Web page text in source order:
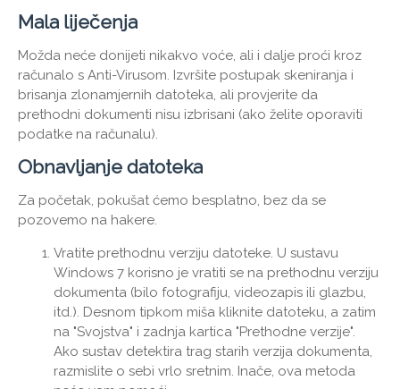
Mala liječenja
Možda neće donijeti nikakvo voće, ali i dalje proći kroz
računalo s Anti-Virusom. Izvršite postupak skeniranja i
brisanja zlonamjernih datoteka, ali provjerite da
prethodni dokumenti nisu izbrisani (ako želite oporaviti
podatke na računalu).
Obnavljanje datoteka
Za početak, pokušat ćemo besplatno, bez da se
pozovemo na hakere.
Vratite prethodnu verziju datoteke. U sustavu
Windows 7 korisno je vratiti se na prethodnu verziju
dokumenta (bilo fotografiju, videozapis ili glazbu,
itd.). Desnom tipkom miša kliknite datoteku, a zatim
na "Svojstva" i zadnja kartica "Prethodne verzije".
Ako sustav detektira trag starih verzija dokumenta,
razmislite o sebi vrlo sretnim. Inače, ova metoda